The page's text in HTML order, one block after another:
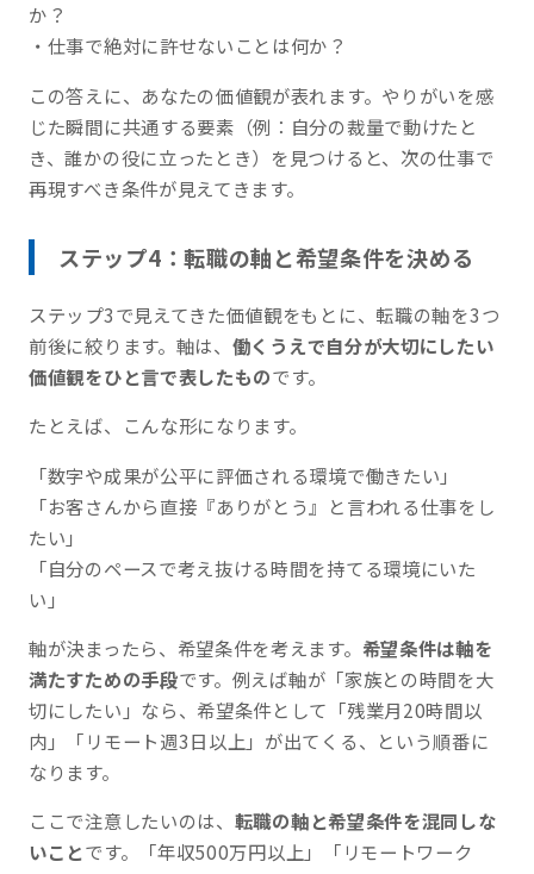
か？
・仕事で絶対に許せないことは何か？
この答えに、あなたの価値観が表れます。やりがいを感
じた瞬間に共通する要素（例：自分の裁量で動けたと
き、誰かの役に立ったとき）を見つけると、次の仕事で
再現すべき条件が見えてきます。
ステップ4：転職の軸と希望条件を決める
ステップ3で見えてきた価値観をもとに、転職の軸を3つ
前後に絞ります。軸は、 働くうえで自分が大切にしたい
価値観をひと言で表したものです。
たとえば、こんな形になります。
「数字や成果が公平に評価される環境で働きたい」
「お客さんから直接『ありがとう』と言われる仕事をし
たい」
「自分のペースで考え抜ける時間を持てる環境にいた
い」
軸が決まったら、希望条件を考えます。 希望条件は軸を
満たすための手段です。例えば軸が「家族との時間を大
切にしたい」なら、希望条件として「残業月20時間以
内」「リモート週3日以上」が出てくる、という順番に
なります。
ここで注意したいのは、 転職の軸と希望条件を混同しな
いことです。「年収500万円以上」「リモートワーク